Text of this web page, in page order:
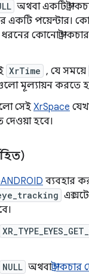
অথবা একটি
একটি পয়েন্টার।
কোনো
XrTime , যে সময়ে
মূল্যায়ন করতে
সেই XrSpace
হবে।
ব্যবহার
NULL অথবা